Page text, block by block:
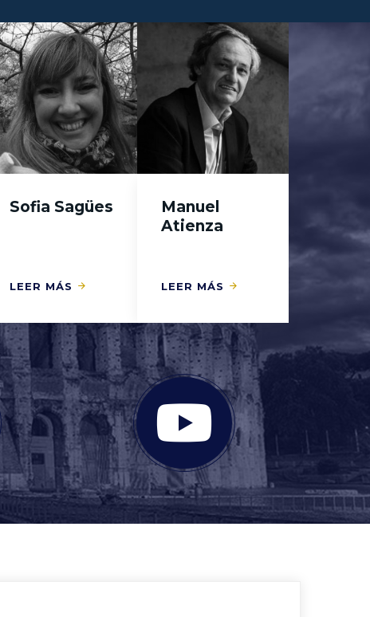
Sofia Sagües
LEER MÁS
Manuel
Atienza
LEER MÁS